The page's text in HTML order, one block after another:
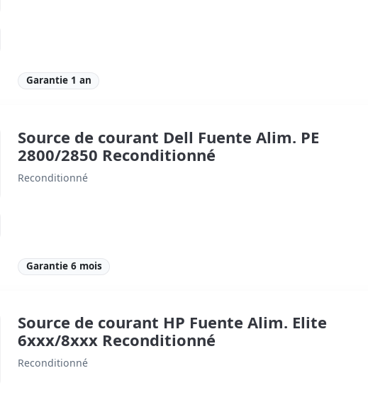
Garantie 1 an
Source de courant Dell Fuente Alim. PE
2800/2850 Reconditionné
Reconditionné
Garantie 6 mois
Source de courant HP Fuente Alim. Elite
6xxx/8xxx Reconditionné
Reconditionné